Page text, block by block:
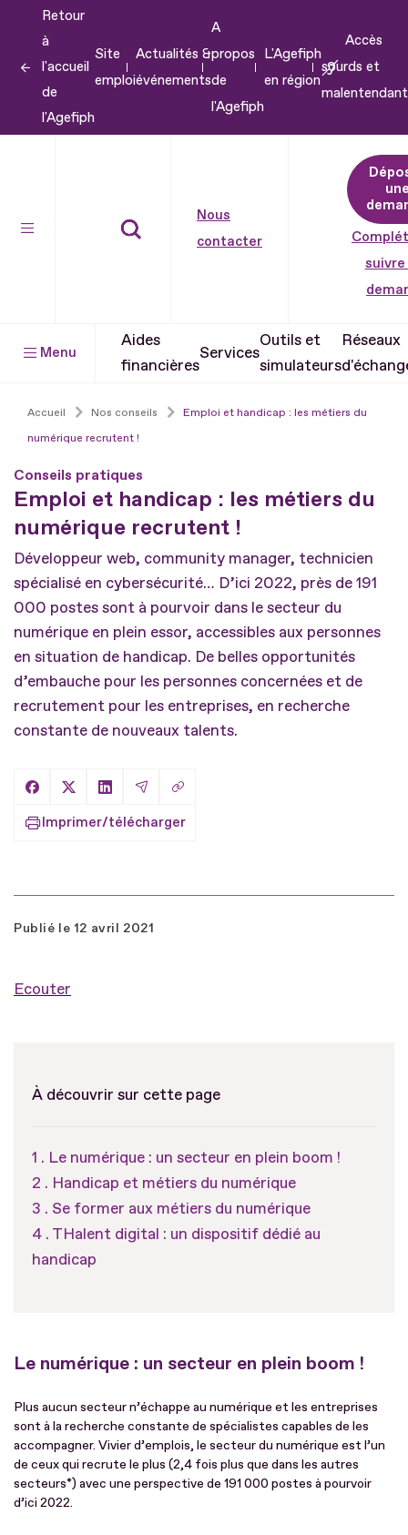
contenu
Retour
à
l'accueil
de
l'Agefiph
Site
emploi
Actualités &
événements
A
propos
de
l'Agefiph
L'Agefiph
en région
Accès
sourds et
Nous
contacter
suivre
Menu
Aides
financières
Services
Outils et
simulateurs
Réseaux
Accueil Nos conseils
Emploi et handicap : les métiers du
numérique recrutent !
Conseils pratiques
Emploi et handicap : les métiers du
numérique recrutent !
Développeur web, community manager, technicien
spécialisé en cybersécurité… D’ici 2022, près de 191
000 postes sont à pourvoir dans le secteur du
numérique en plein essor, accessibles aux personnes
en situation de handicap. De belles opportunités
d’embauche pour les personnes concernées et de
recrutement pour les entreprises, en recherche
constante de nouveaux talents.
Partager sur Facebook
Partager sur X
Partager sur LinkedIn
Partager par Email
Copier le lien
Imprimer/télécharger
Publié le 12 avril 2021
Ecouter
À découvrir sur cette page
Le numérique : un secteur en plein boom !
Handicap et métiers du numérique
Se former aux métiers du numérique
THalent digital : un dispositif dédié au
handicap
Le numérique : un secteur en plein boom !
Plus aucun secteur n’échappe au numérique et les entreprises
sont à la recherche constante de spécialistes capables de les
accompagner. Vivier d’emplois, le secteur du numérique est l’un
de ceux qui recrute le plus (2,4 fois plus que dans les autres
secteurs*) avec une perspective de 191 000 postes à pourvoir
d’ici 2022.